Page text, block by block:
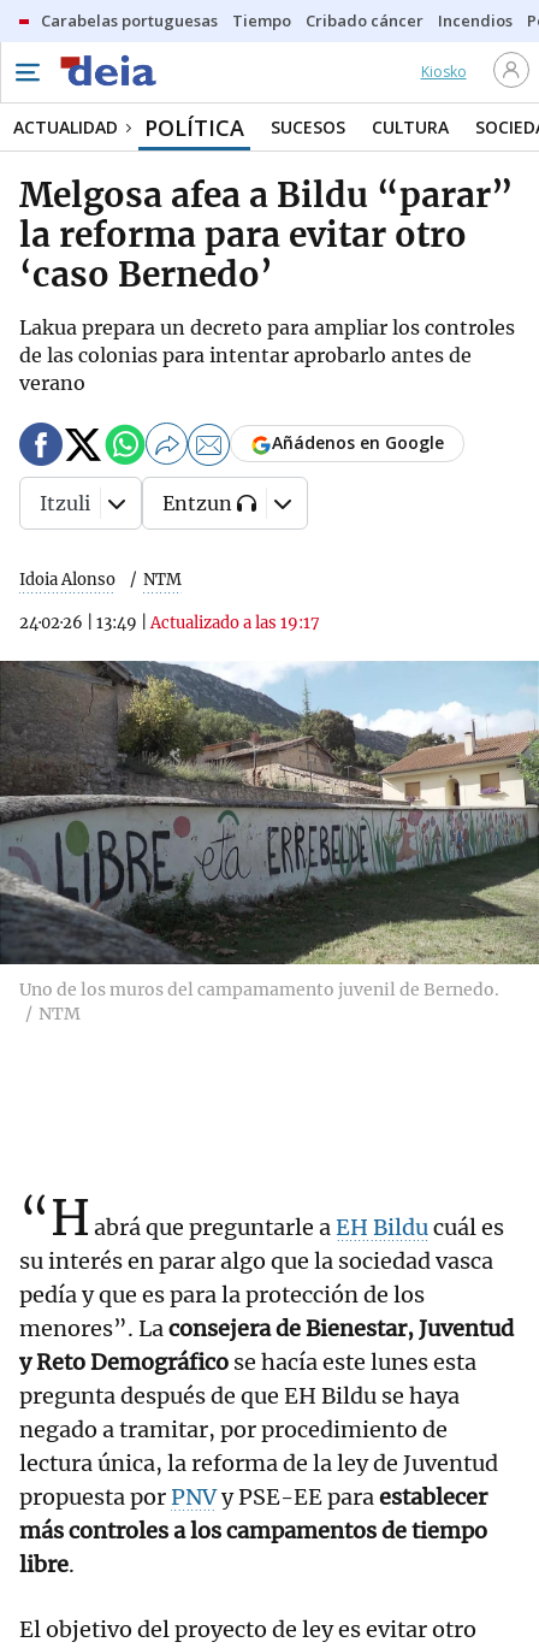
Carabelas portuguesas Tiempo Cribado cáncer Incendios
Kiosko
ACTUALIDAD POLÍTICA SUCESOS CULTURA
Melgosa afea a Bildu “parar”
la reforma para evitar otro
‘caso Bernedo’
Lakua prepara un decreto para ampliar los controles
de las colonias para intentar aprobarlo antes de
verano
Idoia Alonso NTM
24·02·26 13:49 |Actualizado a las 19:17
Añádenos en Google
Itzuli Entzun
Uno de los muros del campamamento juvenil de Bernedo.
NTM
“H abrá que preguntarle aEH Bilducuál es
su interés en parar algo que la sociedad vasca
pedía y que es para la protección de los
menores”. Laconsejera de Bienestar, Juventud
y Reto Demográfico se hacía este lunes esta
pregunta después de que EH Bildu se haya
negado a tramitar, por procedimiento de
lectura única, la reforma de la ley de Juventud
propuesta porPNVy PSE-EE paraestablecer
más controles a los campamentos de tiempo
libre.
El objetivo del proyecto de ley es evitar otro